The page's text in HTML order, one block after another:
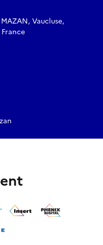
Vaucluse,